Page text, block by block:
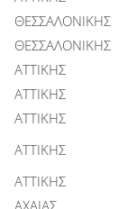
ΘΕΣΣΑΛΟΝΙΚΗΣ
ΘΕΣΣΑΛΟΝΙΚΗΣ
ΑΤΤΙΚΗΣ
ΑΤΤΙΚΗΣ
ΑΤΤΙΚΗΣ
ΑΤΤΙΚΗΣ
ΑΤΤΙΚΗΣ